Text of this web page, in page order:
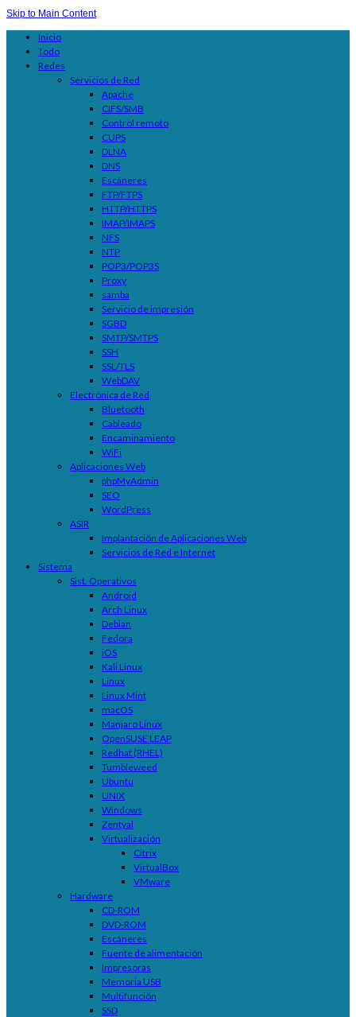
Skip to Main Content
Inicio
Todo
Redes
Servicios de Red
Apache
CIFS/SMB
Control remoto
CUPS
DLNA
DNS
Escáneres
FTP/FTPS
HTTP/HTTPS
IMAP/IMAPS
NFS
NTP
POP3/POP3S
Proxy
samba
Servicio de impresión
SGBD
SMTP/SMTPS
SSH
SSL/TLS
WebDAV
Electrónica de Red
Bluetooth
Cableado
Encaminamiento
WiFi
Aplicaciones Web
phpMyAdmin
SEO
WordPress
ASIR
Implantación de Aplicaciones Web
Servicios de Red e Internet
Sistema
Sist. Operativos
Android
Arch Linux
Debian
Fedora
iOS
Kali Linux
Linux
Linux Mint
macOS
Manjaro Linux
OpenSUSE LEAP
Redhat (RHEL)
Tumbleweed
Ubuntu
UNIX
Windows
Zentyal
Virtualización
Citrix
VirtualBox
VMware
Hardware
CD-ROM
DVD-ROM
Escáneres
Fuente de alimentación
Impresoras
Memoria USB
Multifunción
SSD